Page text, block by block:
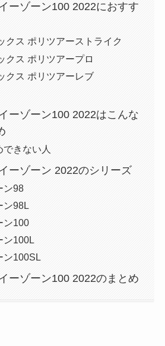
ーゾーン100 2022におすす
クス ポリツアーストライク
クス ポリツアープロ
クス ポリツアーレブ
ーゾーン100 2022はこんな
できない人
ーゾーン 2022のシリーズ
ン98
98L
ン100
ン100L
ン100SL
ーゾーン100 2022のまとめ